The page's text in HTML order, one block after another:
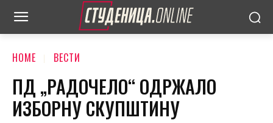
HOME ВЕСТИ
ПД „РАДОЧЕЛО“ ОДРЖАЛО
ИЗБОРНУ СКУПШТИНУ